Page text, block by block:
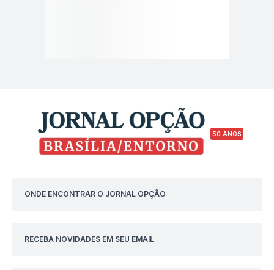
50 ANOS
ONDE ENCONTRAR O JORNAL OPÇÃO
RECEBA NOVIDADES EM SEU EMAIL